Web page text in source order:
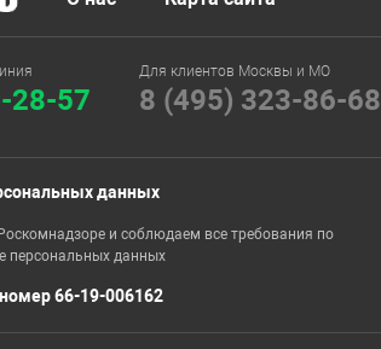
28-57
Для клиентов Москвы и МО
8 (495) 323-86-68
данных
и соблюдаем все требования по
персональных данных
66-19-006162